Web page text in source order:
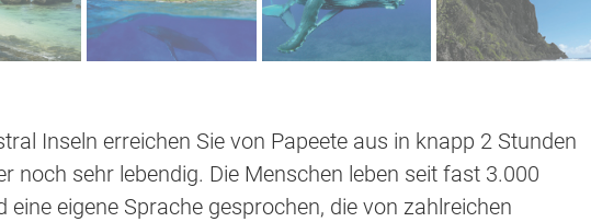
Inseln erreichen Sie von Papeete aus in knapp 2 Stunden
noch sehr lebendig. Die Menschen leben seit fast 3.000
eigene Sprache gesprochen, die von zahlreichen